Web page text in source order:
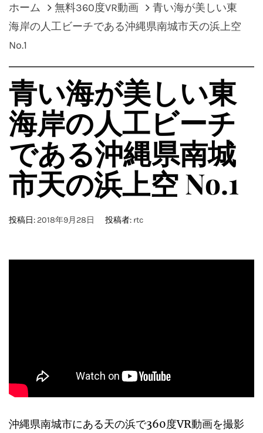
ホーム 無料360度VR動画
青い海が美しい東
海岸の人工ビーチである沖縄県南城市天の浜上空
No.1
青い海が美しい東
海岸の人工ビーチ
である沖縄県南城
市天の浜上空 No.1
投稿日: 2018年9月28日 投稿者: rtc
沖縄県南城市にある天の浜で360度VR動画を撮影